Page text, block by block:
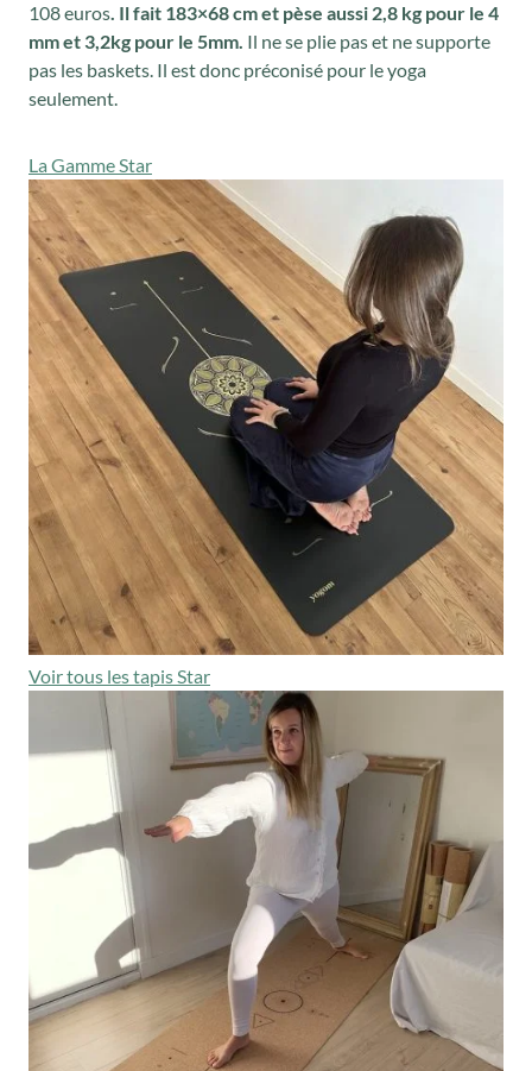
108 euros. Il fait 183×68 cm et pèse aussi 2,8 kg pour le 4
mm et 3,2kg pour le 5mm. Il ne se plie pas et ne supporte
pas les baskets. Il est donc préconisé pour le yoga
seulement.
La Gamme Star
Voir tous les tapis Star